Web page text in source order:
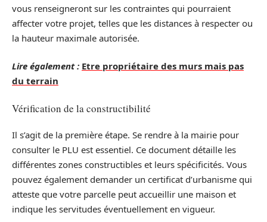
vous renseigneront sur les contraintes qui pourraient
affecter votre projet, telles que les distances à respecter ou
la hauteur maximale autorisée.
Lire également : Etre propriétaire des murs mais pas
du terrain
Vérification de la constructibilité
Il s’agit de la première étape. Se rendre à la mairie pour
consulter le PLU est essentiel. Ce document détaille les
différentes zones constructibles et leurs spécificités. Vous
pouvez également demander un certificat d’urbanisme qui
atteste que votre parcelle peut accueillir une maison et
indique les servitudes éventuellement en vigueur.